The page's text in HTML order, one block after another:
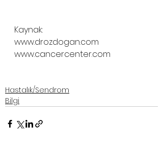
Kaynak:
www.drozdogan.com
www.cancercenter.com
Hastalık/Sendrom
Bilgi